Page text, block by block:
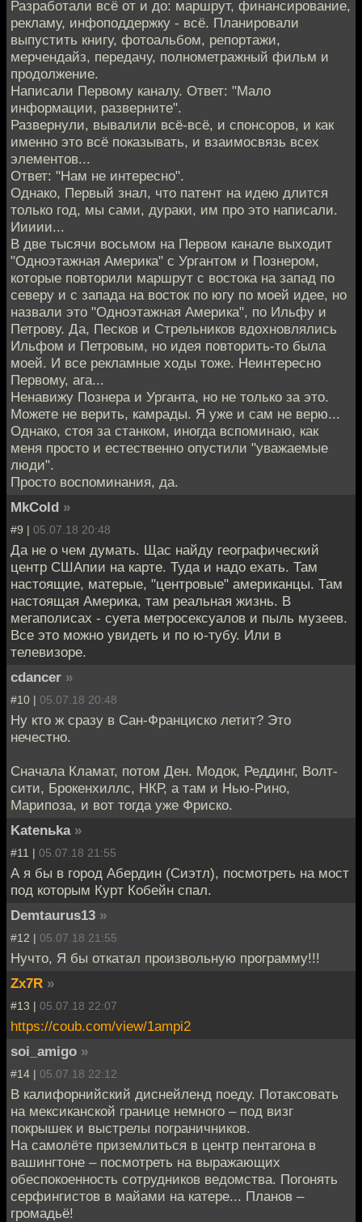
Разработали всё от и до: маршрут, финансирование,
рекламу, инфоподдержку - всё. Планировали
выпустить книгу, фотоальбом, репортажи,
мерчендайз, передачу, полнометражный фильм и
продолжение.
Написали Первому каналу. Ответ: "Мало
информации, разверните".
Развернули, вывалили всё-всё, и спонсоров, и как
именно это всё показывать, и взаимосвязь всех
элементов...
Ответ: "Нам не интересно".
Однако, Первый знал, что патент на идею длится
только год, мы сами, дураки, им про это написали.
Иииии...
В две тысячи восьмом на Первом канале выходит
"Одноэтажная Америка" с Ургантом и Познером,
которые повторили маршрут с востока на запад по
северу и с запада на восток по югу по моей идее, но
назвали это "Одноэтажная Америка", по Ильфу и
Петрову. Да, Песков и Стрельников вдохновлялись
Ильфом и Петровым, но идея повторить-то была
моей. И все рекламные ходы тоже. Неинтересно
Первому, ага...
Ненавижу Познера и Урганта, но не только за это.
Можете не верить, камрады. Я уже и сам не верю...
Однако, стоя за станком, иногда вспоминаю, как
меня просто и естественно опустили "уважаемые
люди".
Просто воспоминания, да.
MkCold »
#9 | 05.07.18 20:48
Да не о чем думать. Щас найду географический
центр СШАпии на карте. Туда и надо ехать. Там
настоящие, матерые, "центровые" американцы. Там
настоящая Америка, там реальная жизнь. В
мегаполисах - суета метросексуалов и пыль музеев.
Все это можно увидеть и по ю-тубу. Или в
телевизоре.
cdancer »
#10 | 05.07.18 20:48
Ну кто ж сразу в Сан-Франциско летит? Это
нечестно.
Сначала Кламат, потом Ден. Модок, Реддинг, Волт-
сити, Брокенхиллс, НКР, а там и Нью-Рино,
Марипоза, и вот тогда уже Фриско.
Katenьka »
#11 | 05.07.18 21:55
А я бы в город Абердин (Сиэтл), посмотреть на мост
под которым Курт Кобейн спал.
Demtaurus13 »
#12 | 05.07.18 21:55
Нучто, Я бы откатал произвольную программу!!!
Zx7R »
#13 | 05.07.18 22:07
https://coub.com/view/1ampi2
soi_amigo »
#14 | 05.07.18 22:12
В калифорнийский диснейленд поеду. Потаксовать
на мексиканской границе немного – под визг
покрышек и выстрелы пограничников.
На самолёте приземлиться в центр пентагона в
вашингтоне – посмотреть на выражающих
обеспокоенность сотрудников ведомства. Погонять
серфингистов в майами на катере... Планов –
громадьё!